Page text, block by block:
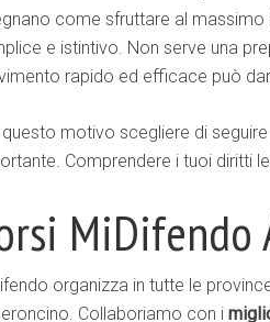
come sfruttare al massimo
e istintivo. Non serve una
rapido ed efficace può
questo motivo scegliere di seguire
Comprendere i tuoi diritti
MiDifendo
organizza in tutte le
Collaboriamo con i